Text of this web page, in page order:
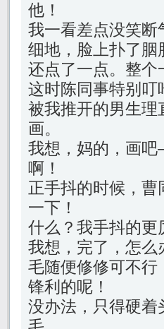
他！
我一看差点没笑断
细地，脸上扑了胭
还点了一点。整个
这时陈同事特别叮
被我推开的男生理
画。
我想，妈的，画
啊！
正手抖的时候，曹
一下！
什么？我手抖的更
我想，完了，怎么
毛随便修修可不行
锋利的呢！
没办法，只得硬着